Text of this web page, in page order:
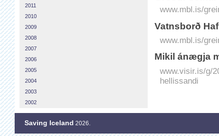
www.mbl.is/
Vatnsborð
www.mbl.is/
Mikil ánægja
www.visir.is/g/
hellissandi
2011
2010
2009
2008
2007
2006
2005
2004
2003
2002
Saving Iceland 2026.